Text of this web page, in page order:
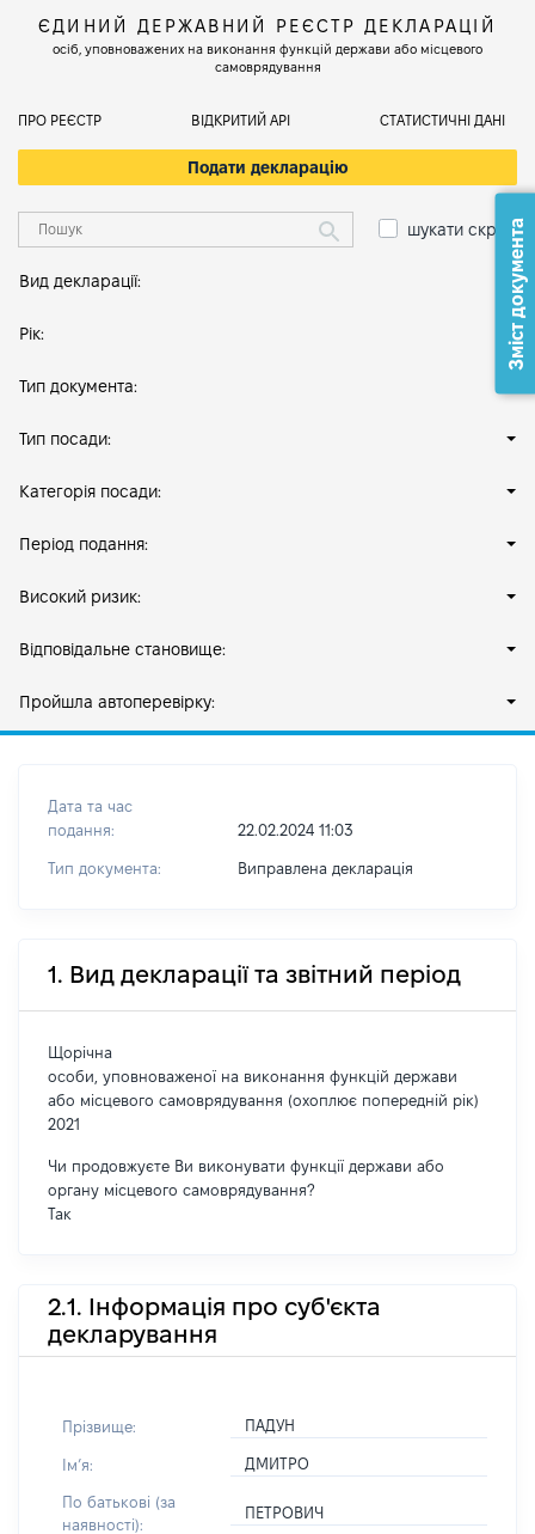
ЄДИНИЙ ДЕРЖАВНИЙ РЕЄСТР ДЕКЛАРАЦІЙ
осіб, уповноважених на виконання функцій держави або місцевого
самоврядування
ПРО РЕЄСТР ВІДКРИТИЙ АРІ СТАТИСТИЧНІ ДАНІ
Подати декларацію
шукати скрізь
Вид декларації:
Рік:
Тип документа:
Тип посади:
Категорія посади:
Період подання:
Високий ризик:
Відповідальне становище:
Пройшла автоперевірку:
Дата та час
подання:
22.02.2024 11:03
Тип документа: Виправлена декларація
1. Вид декларації та звітний період
Щорічна
особи, уповноваженої на виконання функцій держави
або місцевого самоврядування (охоплює попередній рік)
2021
Чи продовжуєте Ви виконувати функції держави або
органу місцевого самоврядування?
Так
2.1. Інформація про суб'єкта
декларування
Прізвище: ПАДУН
Імʼя: ДМИТРО
По батькові (за
наявності):
ПЕТРОВИЧ
Зміст документа